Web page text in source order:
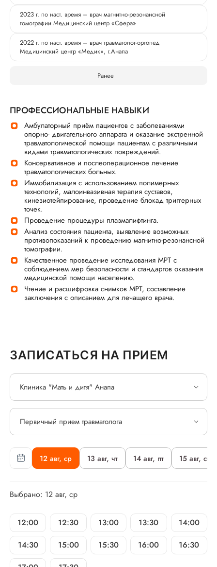
2023 г. по наст. время – врач магнитно-резонансной
томографии Медицинский центр «Сфера»
2022 г. по наст. время – врач травматолог-ортопед
Медицинский центр «Медик», г.Анапа
Ранее
ПРОФЕССИОНАЛЬНЫЕ НАВЫКИ
Амбулаторный приём пациентов с заболеваниями
опорно- двигательного аппарата и оказание экстренной
травматологической помощи пациентам с различными
видами травматологических повреждений.
Консервативное и послеоперационное лечение
травматологических больных.
Иммобилизация с использованием полимерных
технологий, малоинвазивная терапия суставов,
кинезиотейпирование, проведение блокад триггерных
точек.
Проведение процедуры плазмалифтинга.
Анализ состояния пациента, выявление возможных
противопоказаний к проведению магнитно-резонансной
томографии.
Качественное проведение исследования МРТ с
соблюдением мер безопасности и стандартов оказания
медицинской помощи населению.
Чтение и расшифровка снимков МРТ, составление
заключения с описанием для лечащего врача.
ЗАПИСАТЬСЯ НА ПРИЕМ
12 авг, ср 13 авг, чт 14 авг, пт 15 авг, сб
Выбрано: 12 авг, ср
12:00 12:30 13:00 13:30
14:00
14:30
15:00 15:30 16:00
16:30
Клиника "Мать и дитя" Анапа
Первичный прием травматолога